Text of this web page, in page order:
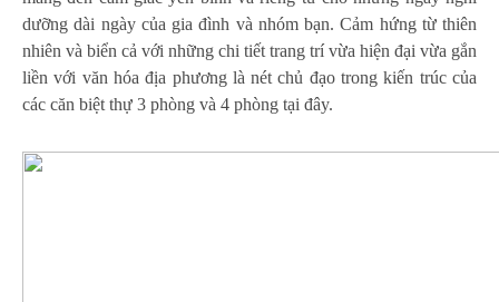
dưỡng dài ngày của gia đình và nhóm bạn. Cảm hứng từ thiên
nhiên và biển cả với những chi tiết trang trí vừa hiện đại vừa gắn
liền với văn hóa địa phương là nét chủ đạo trong kiến trúc của
các căn biệt thự 3 phòng và 4 phòng tại đây.